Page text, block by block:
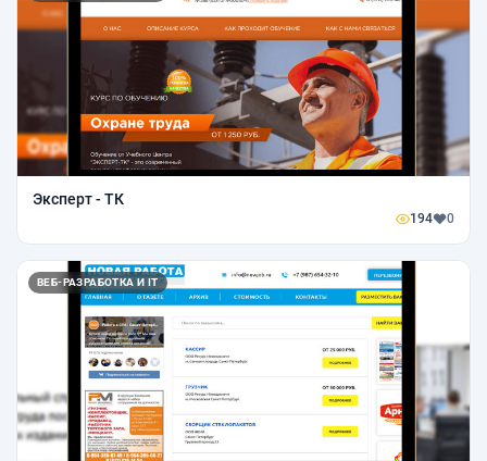
Эксперт - ТК
194 0
ВЕБ-РАЗРАБОТКА И IT